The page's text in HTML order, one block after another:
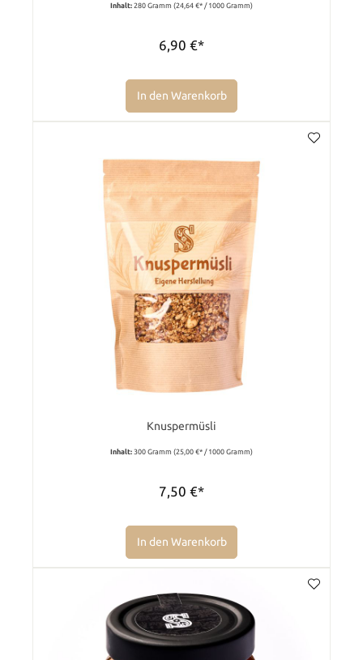
Inhalt: 280 Gramm (24,64 €* / 1000 Gramm)
6,90 €*
In den Warenkorb
Knuspermüsli
Inhalt: 300 Gramm (25,00 €* / 1000 Gramm)
7,50 €*
In den Warenkorb